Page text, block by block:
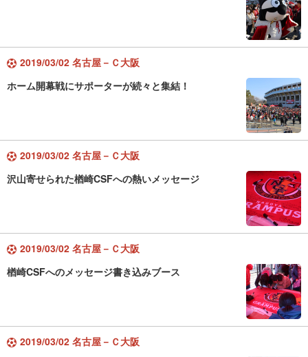
2019/03/02 名古屋－Ｃ大阪
ホーム開幕戦にサポーターが続々と集結！
2019/03/02 名古屋－Ｃ大阪
沢山寄せられた楢崎CSFへの熱いメッセージ
2019/03/02 名古屋－Ｃ大阪
楢崎CSFへのメッセージ書き込みブース
2019/03/02 名古屋－Ｃ大阪